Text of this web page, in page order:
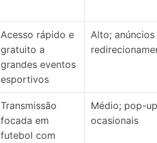
Acesso rápido e
gratuito a
grandes eventos
esportivos
Alto; anúncios
Transmissão
focada em
futebol com
Médio; pop-
ocasionais